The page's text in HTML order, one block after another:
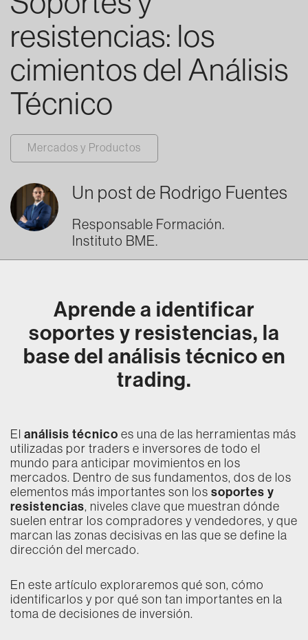
resistencias: los
cimientos del Análisis
Técnico
Mercados y Productos
Un post de Rodrigo Fuentes
Responsable Formación.
Instituto BME.
Aprende a identificar
soportes y resistencias, la
base del análisis técnico en
trading.
El análisis técnico es una de las herramientas más
utilizadas por traders e inversores de todo el
mundo para anticipar movimientos en los
mercados. Dentro de sus fundamentos, dos de los
elementos más importantes son los soportes y
resistencias, niveles clave que muestran dónde
suelen entrar los compradores y vendedores, y que
marcan las zonas decisivas en las que se define la
dirección del mercado.
En este artículo exploraremos qué son, cómo
identificarlos y por qué son tan importantes en la
toma de decisiones de inversión.